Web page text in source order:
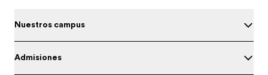
Nuestros campus
Admisiones